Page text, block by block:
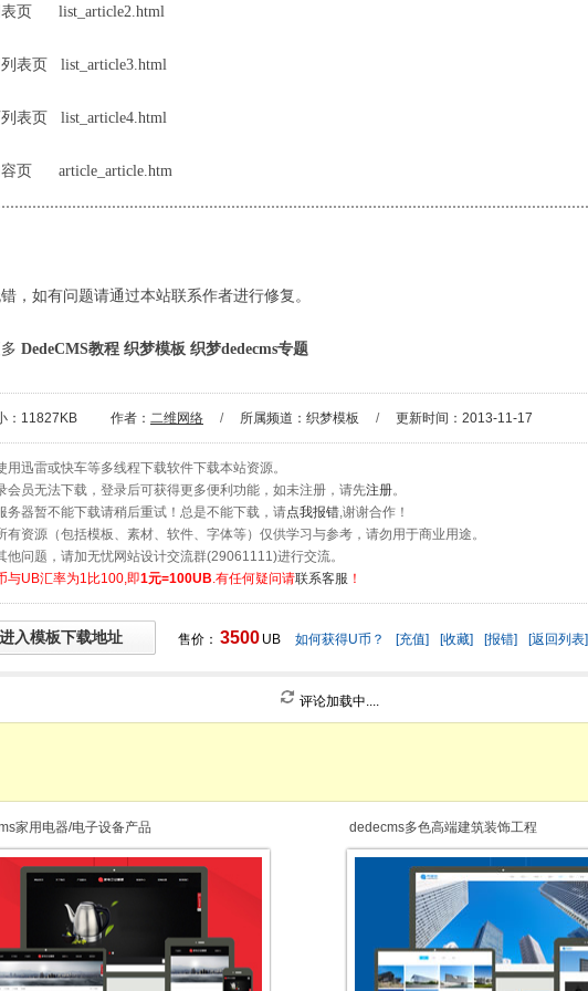
表页 list_article2.html
表页 list_article3.html
表页 list_article4.html
容页 article_article.htm
，如有问题请通过本站联系作者进行修复。
DedeCMS教程 织梦模板 织梦dedecms专题
：11827KB 作者： 二维网络 / 所属频道： 织梦模板 / 更新时间：2013-11-17
迅雷或快车等多线程下载软件下载本站资源。
会员无法下载，登录后可获得更多便利功能，如未注册，请先注册。
务器暂不能下载请稍后重试！总是不能下载，请点我报错,谢谢合作！
资源（包括模板、素材、软件、字体等）仅供学习与参考，请勿用于商业用途。
问题，请加无忧网站设计交流群(29061111)进行交流。
与UB汇率为1比100,即1元=100UB.有任何疑问请联系客服 ！
进入模板下载地址 售价： 3500 UB 如何获得U币？ [充值] [收藏] [报错] [返回列表]
评论加载中....
家用电器/电子设备产品 dedecms多色高端建筑装饰工程